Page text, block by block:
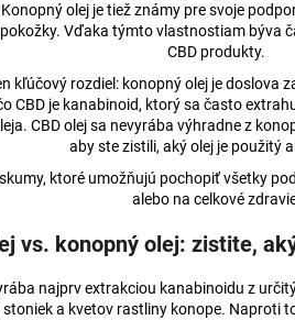
olej je tiež známy pre svoje
Vďaka týmto vlastnostiam býva
CBD produkty.
kľúčový rozdiel: konopný olej je doslova
CBD je kanabinoid, ktorý sa často
CBD olej sa nevyrába výhradne z
aby ste zistili, aký olej je použitý
ktoré umožňujú pochopiť všetky
alebo na celkové
vs. konopný olej: zistite,
najprv extrakciou kanabinoidu z
stoniek a kvetov rastliny konope. Naproti